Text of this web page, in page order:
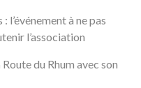
l’événement à ne pas
l’association
du Rhum avec son